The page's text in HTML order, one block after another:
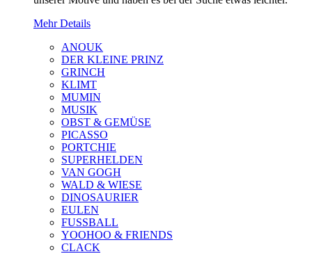
Mehr Details
ANOUK
DER KLEINE PRINZ
GRINCH
KLIMT
MUMIN
MUSIK
OBST & GEMÜSE
PICASSO
PORTCHIE
SUPERHELDEN
VAN GOGH
WALD & WIESE
DINOSAURIER
EULEN
FUSSBALL
YOOHOO & FRIENDS
CLACK